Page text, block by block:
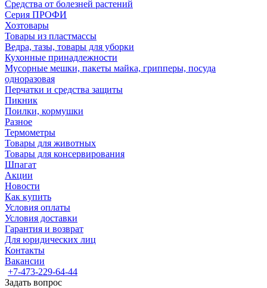
Средства от болезней растений
Серия ПРОФИ
Хозтовары
Товары из пластмассы
Ведра, тазы, товары для уборки
Кухонные принадлежности
Мусорные мешки, пакеты майка, грипперы, посуда
одноразовая
Перчатки и средства защиты
Пикник
Поилки, кормушки
Разное
Термометры
Товары для животных
Товары для консервирования
Шпагат
Акции
Новости
Как купить
Условия оплаты
Условия доставки
Гарантия и возврат
Для юридических лиц
Контакты
Вакансии
+7-473-229-64-44
Задать вопрос